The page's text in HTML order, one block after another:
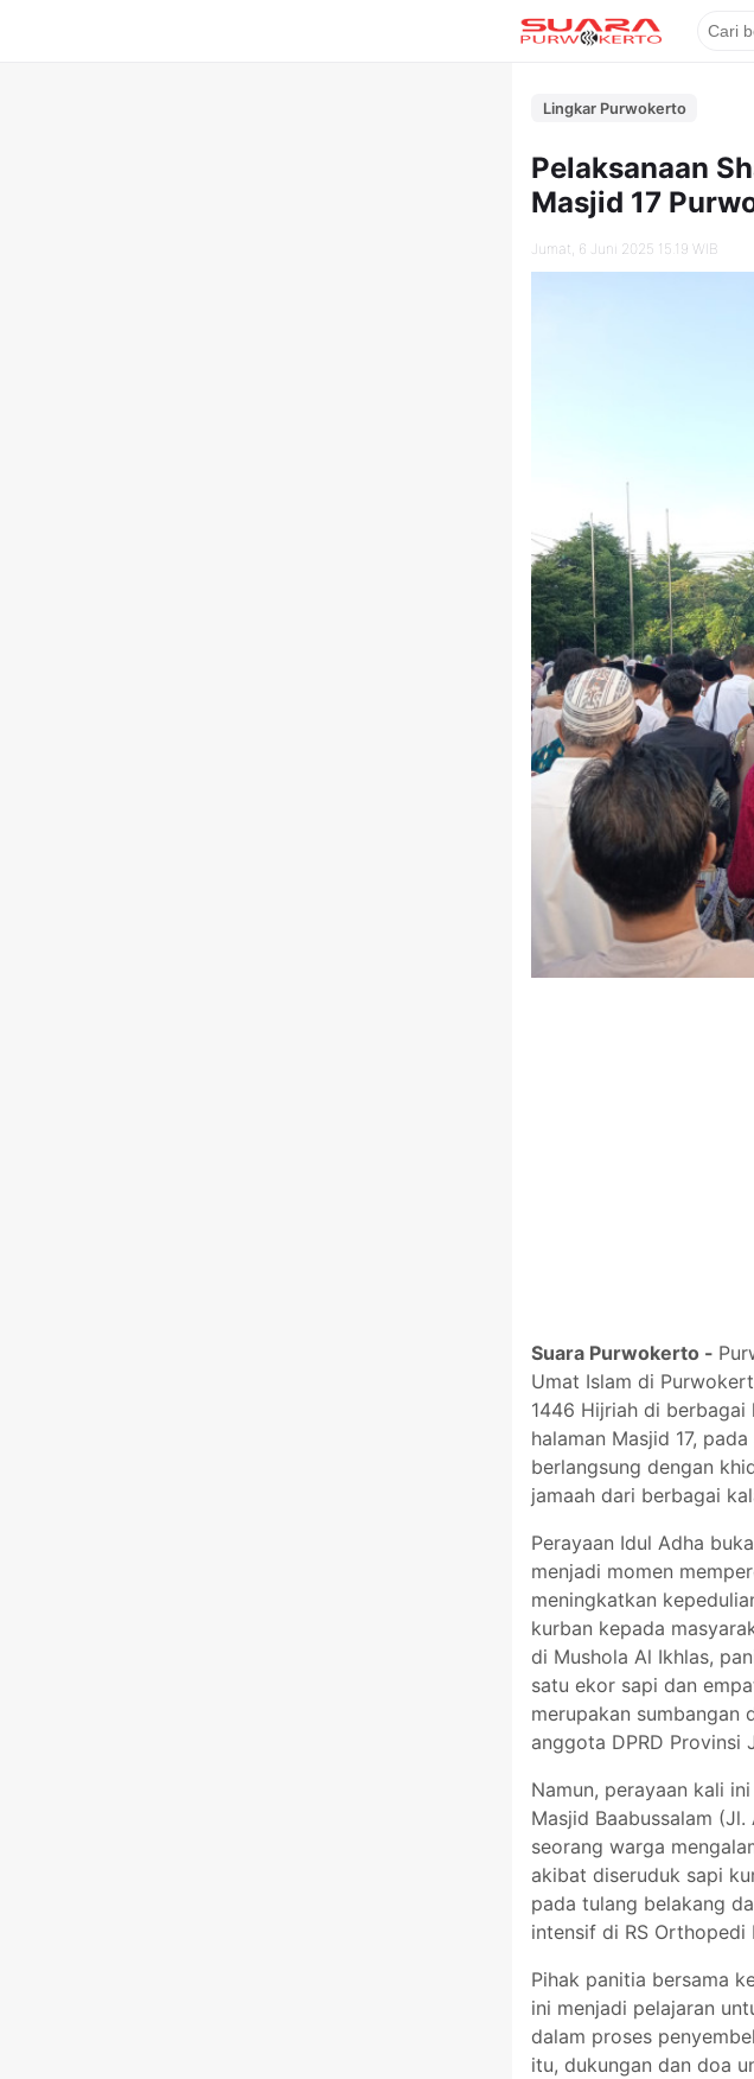
Lingkar Purwokerto
Pelaksanaan
Masjid 17
Jumat, 6 Juni 2025 15.19 WIB
Suara Purwokerto -
Umat Islam di
1446 Hijriah di berbagai
halaman Masjid 17,
berlangsung dengan
jamaah dari berbagai
Perayaan Idul Adha
menjadi momen
meningkatkan
kurban kepada
di Mushola Al Ikhlas,
satu ekor sapi dan
merupakan sumbangan
anggota DPRD Provinsi
Namun, perayaan kali
Masjid Baabussalam
seorang warga
akibat diseruduk sapi
pada tulang belakang
intensif di RS Orthopedi
Pihak panitia bersama
ini menjadi pelajaran
dalam proses
itu, dukungan dan doa